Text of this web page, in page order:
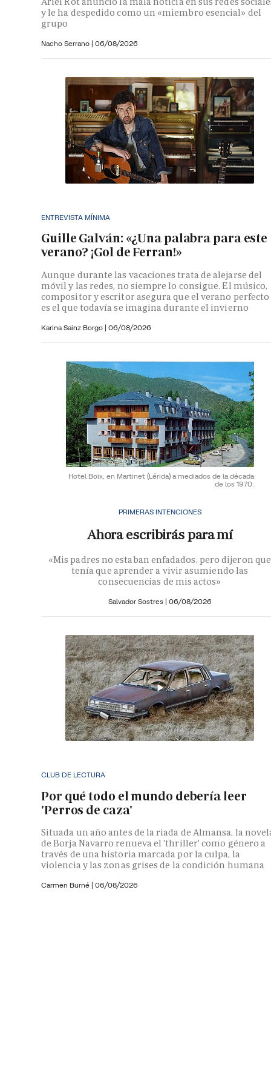
y le ha despedido como un «miembro esencial» del
grupo
Nacho Serrano | 06/08/2026
ENTREVISTA MÍNIMA
Guille Galván: «¿Una palabra para este
verano? ¡Gol de Ferran!»
Aunque durante las vacaciones trata de alejarse del
móvil y las redes, no siempre lo consigue. El músico,
compositor y escritor asegura que el verano perfecto
es el que todavía se imagina durante el invierno
Karina Sainz Borgo | 06/08/2026
Hotel Boix, en Martinet (Lérida) a mediados de la década
de los 1970.
PRIMERAS INTENCIONES
Ahora escribirás para mí
«Mis padres no estaban enfadados, pero dijeron que
tenía que aprender a vivir asumiendo las
consecuencias de mis actos»
Salvador Sostres | 06/08/2026
CLUB DE LECTURA
Por qué todo el mundo debería leer
'Perros de caza'
Situada un año antes de la riada de Almansa, la
de Borja Navarro renueva el 'thriller' como género a
través de una historia marcada por la culpa, la
violencia y las zonas grises de la condición humana
Carmen Burné | 06/08/2026